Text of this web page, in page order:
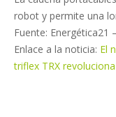
robot y permite una
Fuente: Energética21
Enlace a la noticia: El
triflex TRX